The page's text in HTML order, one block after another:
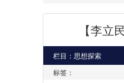
【李
栏目：思想探索
标签：